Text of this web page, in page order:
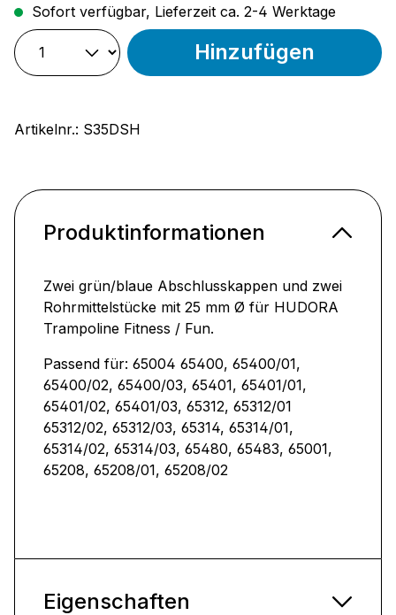
Sofort verfügbar, Lieferzeit ca. 2-4 Werktage
Hinzufügen
Artikelnr.: S35DSH
Produktinformationen
Zwei grün/blaue Abschlusskappen und zwei
Rohrmittelstücke mit 25 mm Ø für HUDORA
Trampoline Fitness / Fun.
Passend für: 65004 65400, 65400/01,
65400/02, 65400/03, 65401, 65401/01,
65401/02, 65401/03, 65312, 65312/01
65312/02, 65312/03, 65314, 65314/01,
65314/02, 65314/03, 65480, 65483, 65001,
65208, 65208/01, 65208/02
Eigenschaften